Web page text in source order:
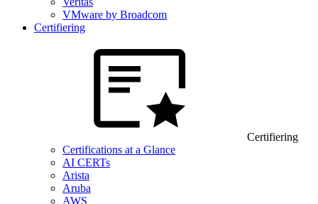
VMware by Broadcom
Certifiering
Certifiering
Certifications at a Glance
AI CERTs
Arista
Aruba
AWS